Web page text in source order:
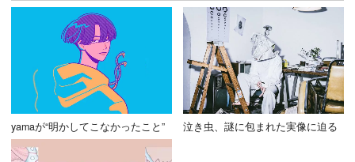
yamaが“明かしてこなかったこと” 泣き虫、謎に包まれた実像に迫る